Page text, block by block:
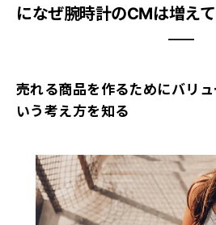
になぜ腕時計のCMは増え
売れる商品を作るためにバリ
いう考え方を知る